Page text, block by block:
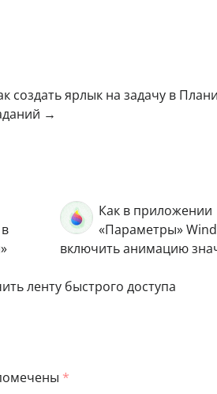
создать ярлык на задачу в
→
Как в приложении
«Параметры»
включить анимацию
ленту быстрого доступа
*